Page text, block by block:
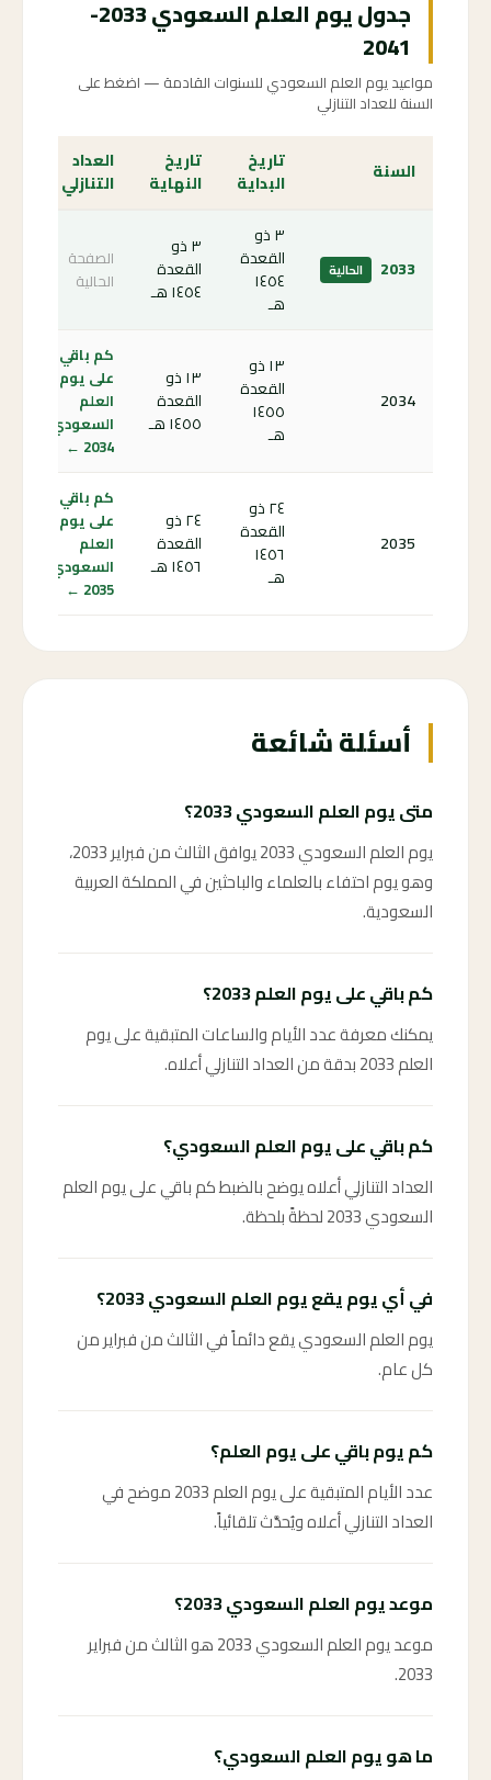
جدول يوم العلم السعودي 2033-
2041
مواعيد يوم العلم السعودي للسنوات القادمة — اضغط على
السنة للعداد التنازلي
السنة
تاريخ
البداية
تاريخ
النهاية
العداد
التنازلي
2033 الحالية
٣ ذو
القعدة
١٤٥٤
هـ
٣ ذو
القعدة
١٤٥٤ هـ
الصفحة
الحالية
2034
١٣ ذو
القعدة
١٤٥٥
هـ
١٣ ذو
القعدة
١٤٥٥ هـ
كم باقي
على يوم
العلم
السعودي
2034 ←
2035
٢٤ ذو
القعدة
١٤٥٦
هـ
٢٤ ذو
القعدة
١٤٥٦ هـ
كم باقي
على يوم
العلم
السعودي
2035 ←
أسئلة شائعة
متى يوم العلم السعودي 2033؟
يوم العلم السعودي 2033 يوافق الثالث من فبراير 2033،
وهو يوم احتفاء بالعلماء والباحثين في المملكة العربية
السعودية.
كم باقي على يوم العلم 2033؟
يمكنك معرفة عدد الأيام والساعات المتبقية على يوم
العلم 2033 بدقة من العداد التنازلي أعلاه.
كم باقي على يوم العلم السعودي؟
العداد التنازلي أعلاه يوضح بالضبط كم باقي على يوم العلم
السعودي 2033 لحظةً بلحظة.
في أي يوم يقع يوم العلم السعودي 2033؟
يوم العلم السعودي يقع دائماً في الثالث من فبراير من
كل عام.
كم يوم باقي على يوم العلم؟
عدد الأيام المتبقية على يوم العلم 2033 موضح في
العداد التنازلي أعلاه ويُحدَّث تلقائياً.
موعد يوم العلم السعودي 2033؟
موعد يوم العلم السعودي 2033 هو الثالث من فبراير
2033.
ما هو يوم العلم السعودي؟